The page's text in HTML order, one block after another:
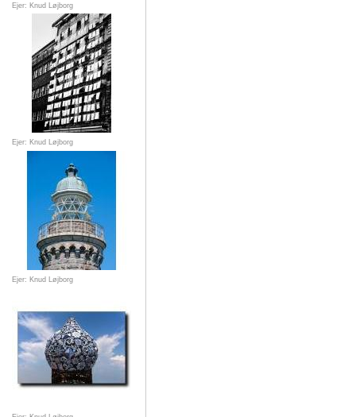
Ejer: Knud Løjborg
Ejer: Knud Løjborg
Ejer: Knud Løjborg